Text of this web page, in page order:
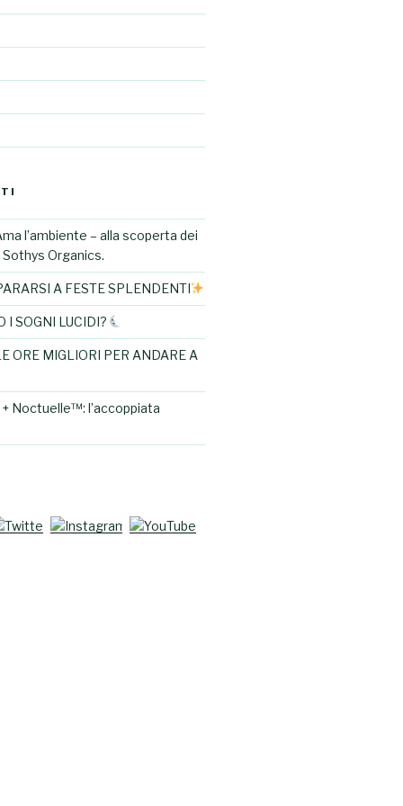
l’ambiente – alla scoperta dei
Organics.
A FESTE SPLENDENTI
I SOGNI LUCIDI?
ORE MIGLIORI PER ANDARE A
Noctuelle™: l’accoppiata